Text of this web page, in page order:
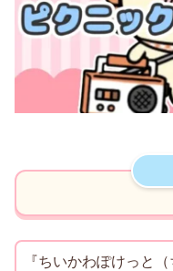
『ちいかわぽけっと